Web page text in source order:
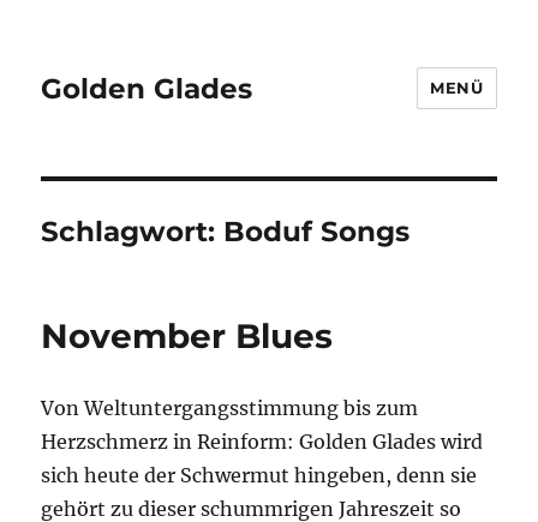
Golden Glades MENÜ
Schlagwort: Boduf Songs
November Blues
Von Weltuntergangsstimmung bis zum
Herzschmerz in Reinform: Golden Glades wird
sich heute der Schwermut hingeben, denn sie
gehört zu dieser schummrigen Jahreszeit so